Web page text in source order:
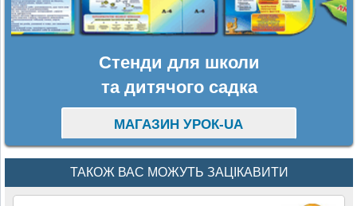
Стенди для школи
та дитячого садка
МАГАЗИН УРОК-UA
ТАКОЖ ВАС МОЖУТЬ ЗАЦІКАВИТИ